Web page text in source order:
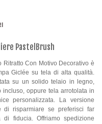
PastelBrush
Ritratto Con Motivo Decorativo è
Giclée su tela di alta qualità.
su un solido telaio in legno,
oppure tela arrotolata in
personalizzata. La versione
di risparmiare se preferisci far
fiducia. Offriamo spedizione